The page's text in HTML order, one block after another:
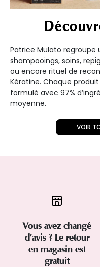
Patrice Mulato
shampooings, soins,
ou encore rituel de
Kératine. Chaque
formulé avec 97%
moyenne.
VOIR
Vous avez changé
d’avis ? Le retour
en magasin est
gratuit